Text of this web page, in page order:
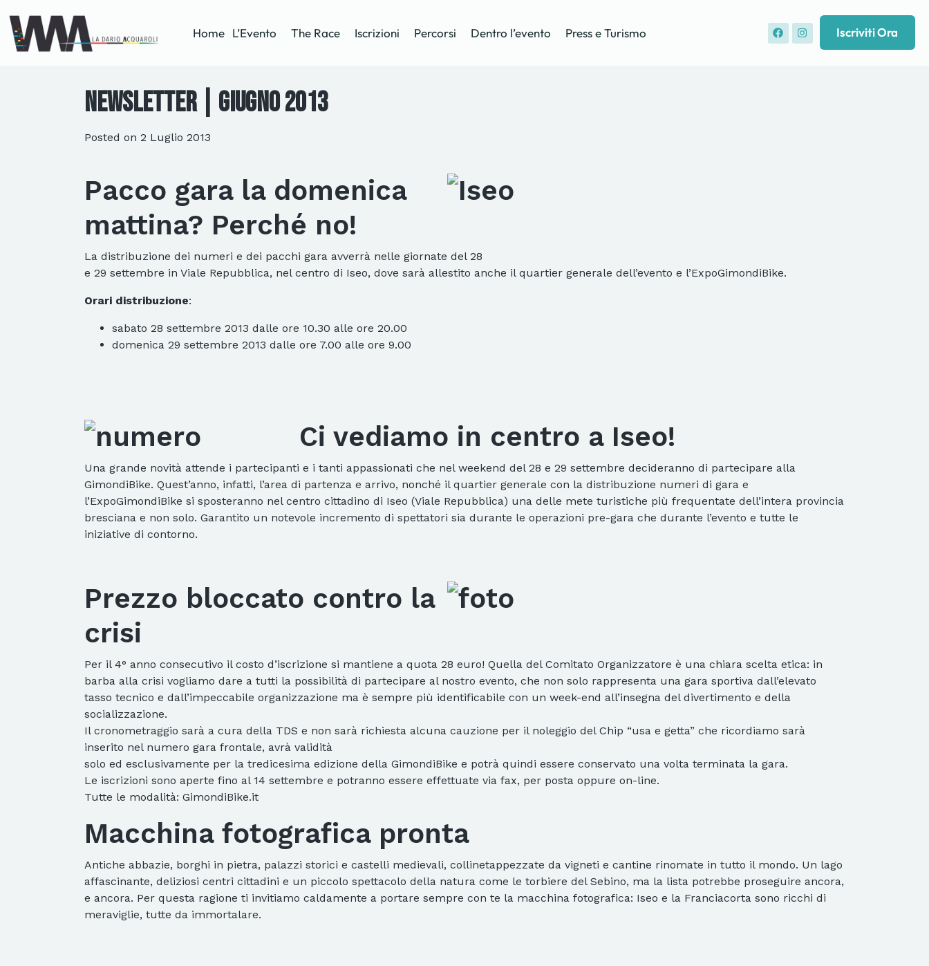
Home L’Evento The Race Iscrizioni Percorsi Dentro l’evento Press e Turismo Iscriviti Ora
Newsletter | Giugno 2013
Posted on 2 Luglio 2013
Pacco gara la domenica
mattina? Perché no!
La distribuzione dei numeri e dei pacchi gara avverrà nelle giornate del 28
e 29 settembre in Viale Repubblica, nel centro di Iseo, dove sarà allestito anche il quartier generale dell’evento e l’ExpoGimondiBike.
Orari distribuzione:
sabato 28 settembre 2013 dalle ore 10.30 alle ore 20.00
domenica 29 settembre 2013 dalle ore 7.00 alle ore 9.00
Ci vediamo in centro a Iseo!
Una grande novità attende i partecipanti e i tanti appassionati che nel weekend del 28 e 29 settembre decideranno di partecipare alla
GimondiBike. Quest’anno, infatti, l’area di partenza e arrivo, nonché il quartier generale con la distribuzione numeri di gara e
l’ExpoGimondiBike si sposteranno nel centro cittadino di Iseo (Viale Repubblica) una delle mete turistiche più frequentate dell’intera provincia
bresciana e non solo. Garantito un notevole incremento di spettatori sia durante le operazioni pre-gara che durante l’evento e tutte le
iniziative di contorno.
Prezzo bloccato contro la
crisi
Per il 4° anno consecutivo il costo d’iscrizione si mantiene a quota 28 euro! Quella del Comitato Organizzatore è una chiara scelta etica: in
barba alla crisi vogliamo dare a tutti la possibilità di partecipare al nostro evento, che non solo rappresenta una gara sportiva dall’elevato
tasso tecnico e dall’impeccabile organizzazione ma è sempre più identificabile con un week-end all’insegna del divertimento e della
socializzazione.
Il cronometraggio sarà a cura della TDS e non sarà richiesta alcuna cauzione per il noleggio del Chip “usa e getta” che ricordiamo sarà
inserito nel numero gara frontale, avrà validità
solo ed esclusivamente per la tredicesima edizione della GimondiBike e potrà quindi essere conservato una volta terminata la gara.
Le iscrizioni sono aperte fino al 14 settembre e potranno essere effettuate via fax, per posta oppure on-line.
Tutte le modalità: GimondiBike.it
Macchina fotografica pronta
Antiche abbazie, borghi in pietra, palazzi storici e castelli medievali, collinetappezzate da vigneti e cantine rinomate in tutto il mondo. Un lago
affascinante, deliziosi centri cittadini e un piccolo spettacolo della natura come le torbiere del Sebino, ma la lista potrebbe proseguire ancora,
e ancora. Per questa ragione ti invitiamo caldamente a portare sempre con te la macchina fotografica: Iseo e la Franciacorta sono ricchi di
meraviglie, tutte da immortalare.